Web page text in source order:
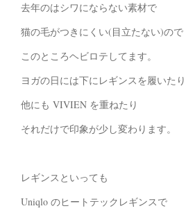
去年のはシワにならない素材で
猫の毛がつきにくい(目立たない)ので
このところヘビロテしてます。
ヨガの日には下にレギンスを履いたり
他にも VIVIEN を重ねたり
それだけで印象が少し変わります。
レギンスといっても
Uniqlo のヒートテックレギンスで